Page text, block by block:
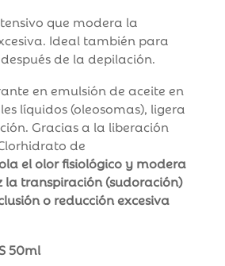
que modera la
Ideal también para
de la depilación.
en emulsión de aceite en
líquidos (oleosomas), ligera
Gracias a la liberación
de
el olor fisiológico y modera
la transpiración (sudoración)
o reducción excesiva
50ml